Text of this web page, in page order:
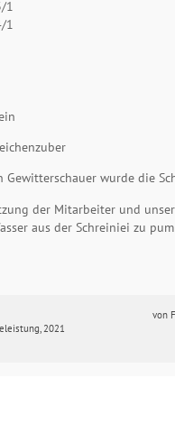
1
1
Gewitterschauer wurde die
der Mitarbeiter und
aus der Schreiniei zu
von
2021